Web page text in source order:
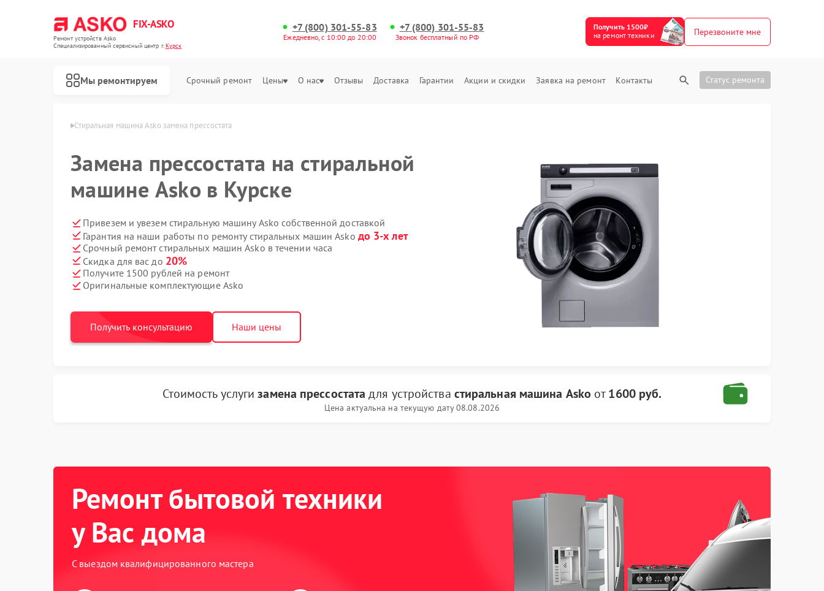
FIX-ASKO
Ремонт устройств Asko
Специализированный cервисный центр г.Курск
+7 (800) 301-55-83
Ежедневно, с 10:00 до 20:00
+7 (800) 301-55-83
Звонок бесплатный по РФ
Получить 1500₽
на ремонт техники
Перезвоните мне
Мы ремонтируем Срочный ремонт Цены О нас Отзывы Доставка Гарантии Акции и скидки Заявка на ремонт Контакты Статус ремонта
Asko в Курске Стиральная машина Asko замена прессостата
Замена прессостата на стиральной
машине Asko в Курске
Привезем и увезем стиральную машину Asko собственной доставкой
Гарантия на наши работы по ремонту стиральных машин Asko до 3-х лет
Срочный ремонт стиральных машин Asko в течении часа
Скидка для вас до 20%
Получите 1500 рублей на ремонт
Оригинальные комплектующие Asko
Получить консультацию Наши цены
Стоимость услугизамена прессостата для устройства стиральная машина Asko от1600 руб.
Цена актуальна на текущую дату 08.08.2026
Ремонт бытовой техники
у Вас дома
С выездом квалифицированного мастера